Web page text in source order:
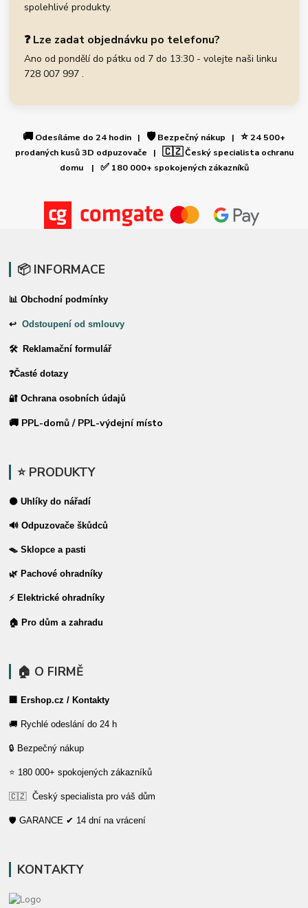
spolehlivé produkty.
❓ Lze zadat objednávku po telefonu?
Ano od pondělí do pátku od 7 do 13:30 - volejte naši linku
728 007 997 .
🚚 Odesíláme do 24 hodin | 🛡️Bezpečný nákup | ⭐24 500+
prodaných kusů 3D odpuzovače | 🇨🇿Český specialista ochranu
domu | ✅180 000+ spokojených zákazníků
📦 INFORMACE
📊 Obchodní podmínky
↩Odstoupení od smlouvy
🛠 Reklamační formulář
❓Časté dotazy
🔐 Ochrana osobních údajů
🚚 PPL-domů / PPL-výdejní místo
⭐ PRODUKTY
⚫ Uhlíky do nářadí
🔊 Odpuzovače škůdců
🪤 Sklopce a pasti
🌿 Pachové ohradníky
⚡ Elektrické ohradníky
🏠 Pro dům a zahradu
🏠 O FIRMĚ
🏢 Ershop.cz / Kontakty
🚚 Rychlé odeslání do 24 h
🔒 Bezpečný nákup
⭐ 180 000+ spokojených zákazníků
🇨🇿 Český specialista pro váš dům
🛡️ GARANCE ✔ 14 dní na vrácení
KONTAKTY